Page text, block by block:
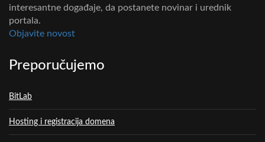
interesantne događaje, da postanete novinar i urednik
portala.
Objavite novost
Preporučujemo
BitLab
Hosting i registracija domena